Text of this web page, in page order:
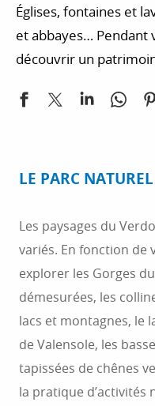
cheval, parcours
parapente…
directement dans
différents marchés
Églises, fontaines et
et abbayes… Pendant
découvrir un
pour organiser votre
aussi des hôtels et
vous suggérons une
LE PARC
Les paysages du
variés. En fonction de
explorer les Gorges
démesurées, les
lacs et montagnes, le
de Valensole, les
tapissées de chênes
la pratique d’activités